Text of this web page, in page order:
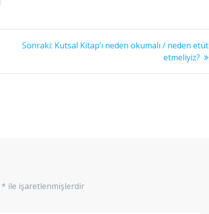
Sonraki: Sonraki
Kutsal Kitap’ı neden okumalı / neden etüt
etmeliyiz?
* ile işaretlenmişlerdir